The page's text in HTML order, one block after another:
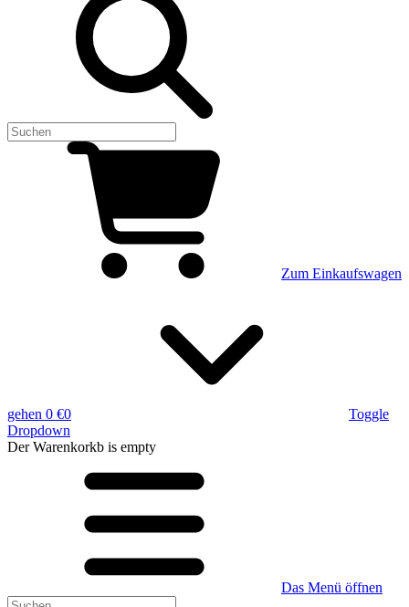
Zum Einkaufswagen
gehen 0 €0
Toggle
Dropdown
Der Warenkorkb is empty
Das Menü öffnen